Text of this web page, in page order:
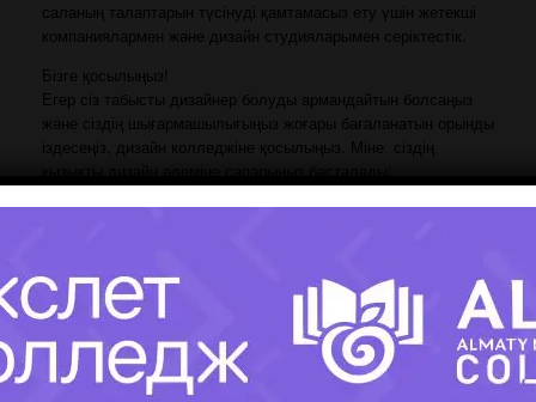
саланың талаптарын түсінуді қамтамасыз ету үшін жетекші
компаниялармен және дизайн студияларымен серіктестік.
Бізге қосылыңыз!
Егер сіз табысты дизайнер болуды армандайтын болсаңыз
және сіздің шығармашылығыңыз жоғары бағаланатын орынды
іздесеңіз, дизайн колледжіне қосылыңыз. Міне сіздің
Заполните форму и получите ответ
на интересующий ВАС вопрос!!!
Имя поступающего(-ей):